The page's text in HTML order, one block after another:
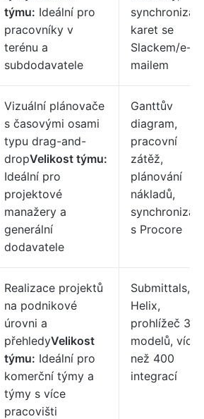
týmu: Ideální pro
pracovníky v
terénu a
subdodavatele
karet se
Slackem/e-
mailem
Vizuální plánovače
s časovými osami
typu drag-and-
dropVelikost týmu:
Ideální pro
projektové
manažery a
generální
dodavatele
Ganttův
diagram,
pracovní
zátěž,
plánování
nákladů,
s Procore
Realizace projektů
na podnikové
úrovni a
přehledyVelikost
týmu: Ideální pro
komerční týmy a
týmy s více
pracovišti
Submittals, AI
Helix,
prohlížeč 3D
modelů, více
než 400
integrací